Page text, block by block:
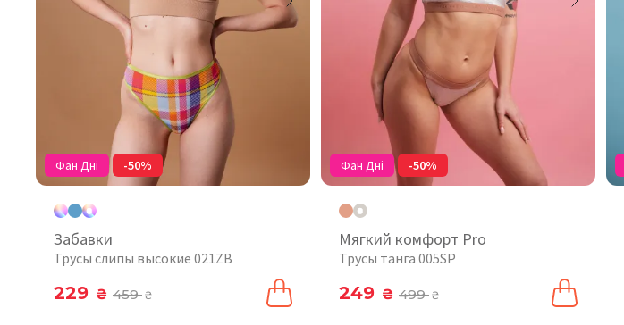
Фан Дні -50%
Забавки
Трусы слипы высокие 021ZB
229 ₴ 459₴
Фан Дні -50%
Мягкий комфорт Pro
Трусы танга 005SP
249 ₴ 499₴